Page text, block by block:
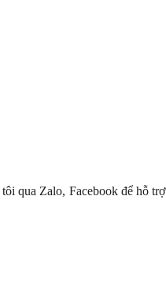
qua Zalo, Facebook để hỗ trợ